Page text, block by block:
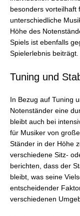
besonders vorteilhaft
unterschiedliche
Höhe des
Spiels ist ebenfalls
Spielerlebnis beiträgt.
Tuning und
In Bezug auf Tuning
Notenständer eine
bleibt auch bei
für Musiker von
Ständer in der Höhe
verschiedene Sitz-
berichten, dass der
bleibt, was seine
entscheidender
verschiedenen